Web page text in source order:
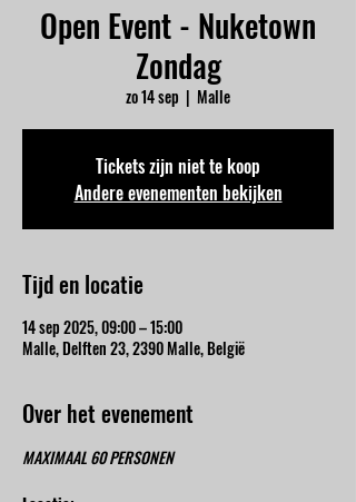
Open Event - Nuketown
Zondag
zo 14 sep
  |
Malle
Tickets zijn niet te koop
Andere evenementen bekijken
Tijd en locatie
14 sep 2025, 09:00 – 15:00
Malle, Delften 23, 2390 Malle, België
Over het evenement
MAXIMAAL 60 PERSONEN